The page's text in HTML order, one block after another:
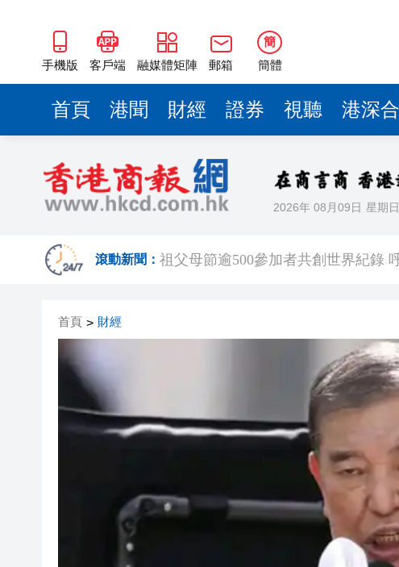
手機版 客戶端 融媒體矩陣 郵箱
簡
簡體
首頁 港聞 財經 證券 視聽 港深
2026年 08月09日 星期日
滾動新聞： 祖父母節逾500參加者共創世界紀錄
民政總署開放19間社區會堂和社區
有片 | 廣東省第十七屆運動會暨第
調查發現港漂「越住越愛港」 居住3
颱風「白海豚」在浙江台州玉環沿
首頁 > 財經